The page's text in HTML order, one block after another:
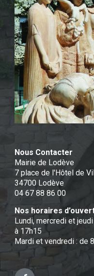
Nous Contacter
Mairie de Lodève
7 place de l'Hôtel de
34700 Lodève
04 67 88 86 00
Nos horaires
Lundi, mercredi et
à 17h15
Mardi et vendredi : de